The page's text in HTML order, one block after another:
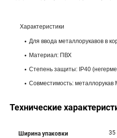
Характеристики
Для ввода металлорукавов в
Материал: ПВХ
Степень защиты: IP40
Совместимость:
Технические
Ширина упаковки 35